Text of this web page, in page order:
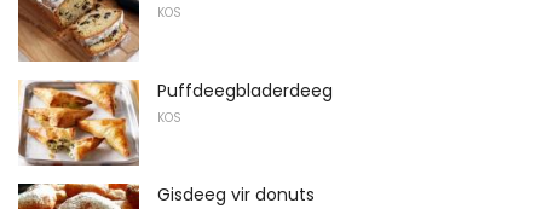
KOS
Puffdeegbladerdeeg
KOS
Gisdeeg vir donuts